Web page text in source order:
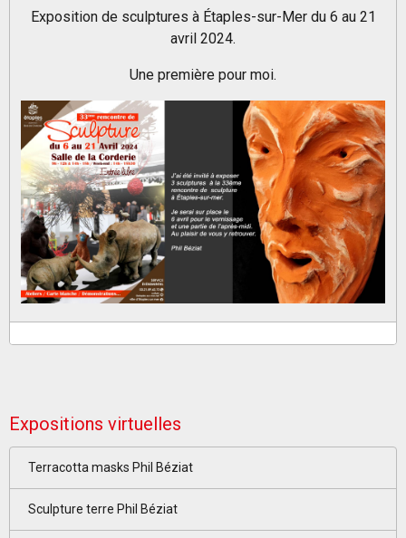
Exposition de sculptures à Étaples-sur-Mer du 6 au 21
avril 2024.
Une première pour moi.
Expositions virtuelles
Terracotta masks Phil Béziat
Sculpture terre Phil Béziat